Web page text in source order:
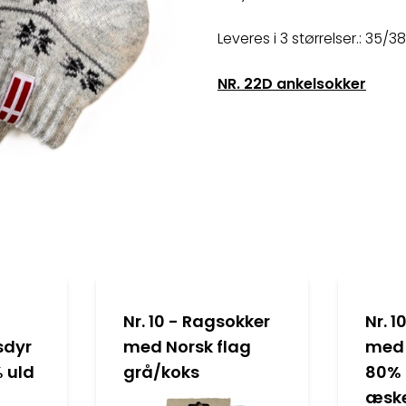
Leveres i 3 størrelser.: 35/
NR. 22D ankelsokker
uld
Nr. 10 - Ragsokker
med Norsk flag
grå/koks
Nr.